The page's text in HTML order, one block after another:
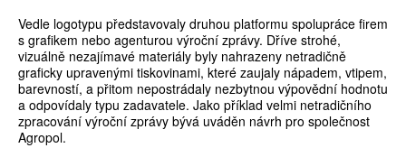
Vedle logotypu představovaly druhou platformu spolupráce firem
s grafikem nebo agenturou výroční zprávy. Dříve strohé,
vizuálně nezajímavé materiály byly nahrazeny netradičně
graficky upravenými tiskovinami, které zaujaly nápadem, vtipem,
barevností, a přitom nepostrádaly nezbytnou výpovědní hodnotu
a odpovídaly typu zadavatele. Jako příklad velmi netradičního
zpracování výroční zprávy bývá uváděn návrh pro společnost
Agropol.